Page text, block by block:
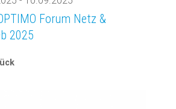
Forum Netz &
2025